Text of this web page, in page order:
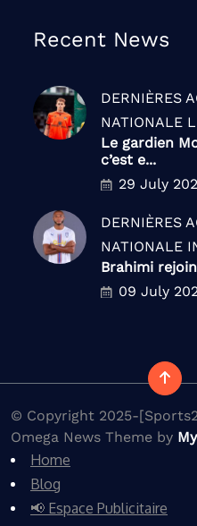
Recent News
DERNIÈRES
NATIONALE
Le gardien
c’est e...
29 July
DERNIÈRES
NATIONALE
Brahimi
09 July
© Copyright 2025-
Omega News Theme by
Home
Blog
📢 Espace Publicitaire